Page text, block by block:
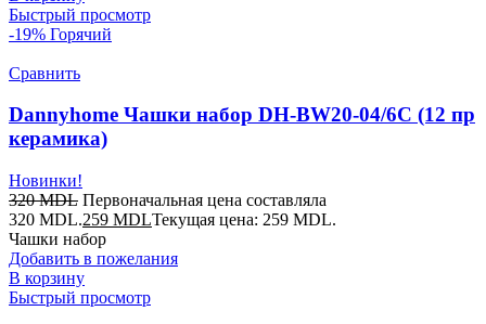
Быстрый просмотр
-19% Горячий
Сравнить
Dannyhome Чашки набор DH-BW20-04/6C (12 пр
керамика)
Новинки!
320MDL Первоначальная цена составляла
320 MDL.259 MDLТекущая цена: 259 MDL.
Чашки набор
Добавить в пожелания
В корзину
Быстрый просмотр